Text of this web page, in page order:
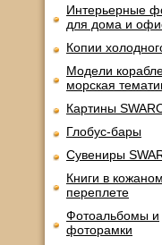
Интерьерные
для дома и
Копии
Модели
морская
Картины
Глобус-бары
Сувениры
Книги в кожаном
переплете
Фотоальбомы и
фоторамки